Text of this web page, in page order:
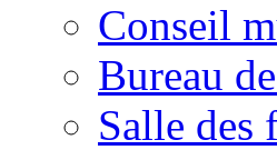
Conseil
Bureau
Salle des